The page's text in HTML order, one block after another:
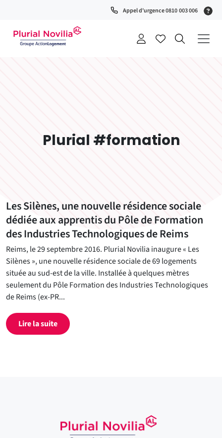
Appel d'urgence 0810 003 006
Plurial #formation
Les Silènes, une nouvelle résidence sociale
dédiée aux apprentis du Pôle de Formation
des Industries Technologiques de Reims
Reims, le 29 septembre 2016. Plurial Novilia inaugure « Les
Silènes », une nouvelle résidence sociale de 69 logements
située au sud-est de la ville. Installée à quelques mètres
seulement du Pôle Formation des Industries Technologiques
de Reims (ex-PR...
Lire la suite
de
chat